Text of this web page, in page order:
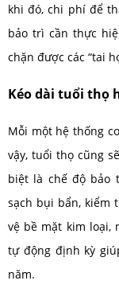
khi đó, chi phí để
bảo trì cần thực
chặn được các “tai
Kéo dài tuổi thọ
Mỗi một hệ thống
vậy, tuổi thọ cũng
biệt là chế độ bảo
sạch bụi bẩn, kiểm
vệ bề mặt kim loại,
tự động định kỳ
năm.